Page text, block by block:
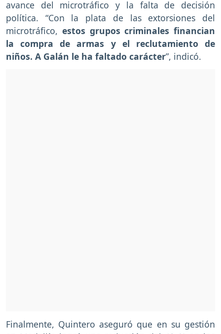
avance del microtráfico y la falta de decisión
política. “Con la plata de las extorsiones del
microtráfico, estos grupos criminales financian
la compra de armas y el reclutamiento de
niños. A Galán le ha faltado carácter”, indicó.
Finalmente, Quintero aseguró que en su gestión